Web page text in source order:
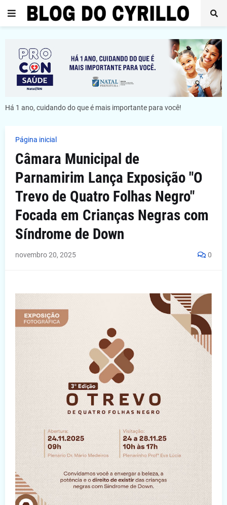
Há 1 ano, cuidando do que é mais importante para você!
Página inicial
Câmara Municipal de
Parnamirim Lança Exposição "O
Trevo de Quatro Folhas Negro"
Focada em Crianças Negras com
Síndrome de Down
novembro 20, 2025 0